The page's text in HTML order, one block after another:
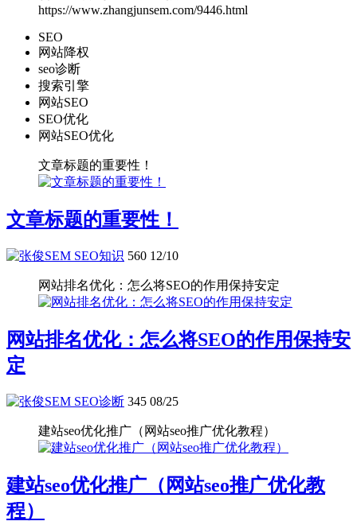
https://www.zhangjunsem.com/9446.html
SEO
网站降权
seo诊断
搜索引擎
网站SEO
SEO优化
网站SEO优化
文章标题的重要性！
文章标题的重要性！
SEO知识 560 12/10
网站排名优化：怎么将SEO的作用保持安定
网站排名优化：怎么将SEO的作用保持安
定
SEO诊断 345 08/25
建站seo优化推广（网站seo推广优化教程）
建站seo优化推广（网站seo推广优化教
程）